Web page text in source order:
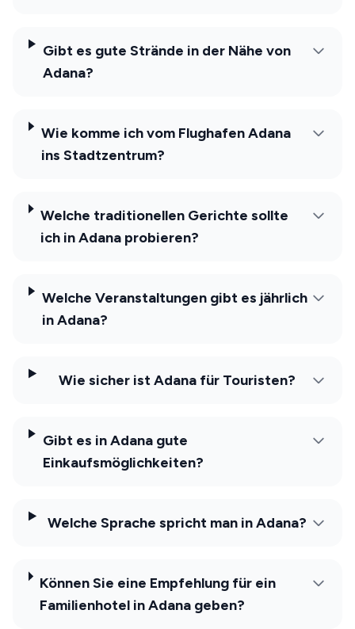
Gibt es gute Strände in der Nähe von
Adana?
Wie komme ich vom Flughafen Adana
ins Stadtzentrum?
Welche traditionellen Gerichte sollte
ich in Adana probieren?
Welche Veranstaltungen gibt es jährlich
in Adana?
Wie sicher ist Adana für Touristen?
Gibt es in Adana gute
Einkaufsmöglichkeiten?
Welche Sprache spricht man in Adana?
Können Sie eine Empfehlung für ein
Familienhotel in Adana geben?